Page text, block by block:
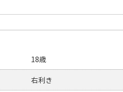
18歳
右利き